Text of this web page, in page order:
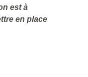
est à
en place